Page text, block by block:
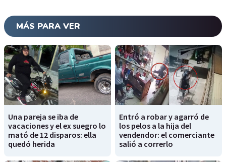
MÁS PARA VER
Una pareja se iba de
vacaciones y el ex suegro lo
mató de 12 disparos: ella
quedó herida
Entró a robar y agarró de
los pelos a la hija del
vendendor: el comerciante
salió a correrlo